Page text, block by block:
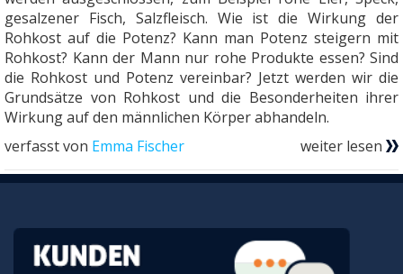
gesalzener Fisch, Salzfleisch. Wie ist die Wirkung der
Rohkost auf die Potenz? Kann man Potenz steigern mit
Rohkost? Kann der Mann nur rohe Produkte essen? Sind
die Rohkost und Potenz vereinbar? Jetzt werden wir die
Grundsätze von Rohkost und die Besonderheiten ihrer
Wirkung auf den männlichen Körper abhandeln.
verfasst von Emma Fischer weiter lesen